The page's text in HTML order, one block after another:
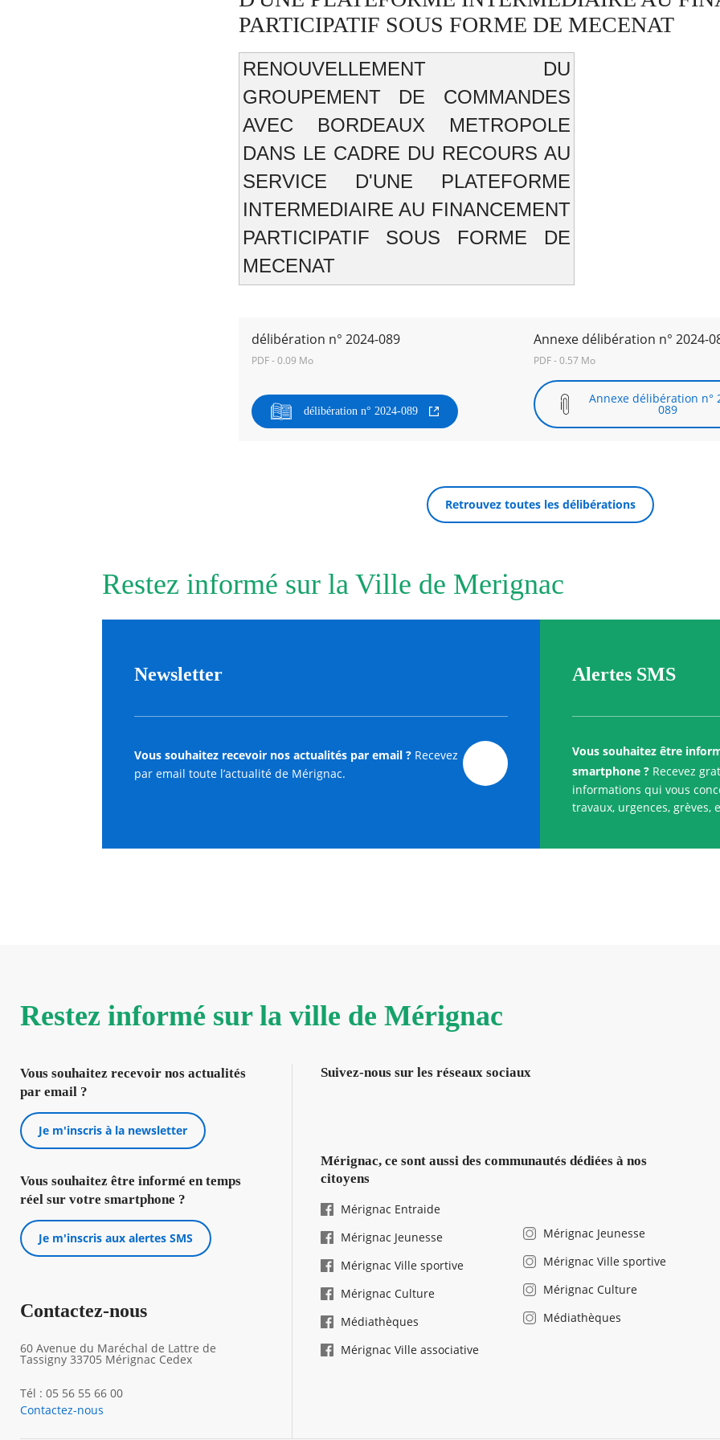
PARTICIPATIF SOUS FORME DE MECENAT
RENOUVELLEMENT DU
GROUPEMENT DE COMMANDES
AVEC BORDEAUX METROPOLE
DANS LE CADRE DU RECOURS AU
SERVICE D'UNE PLATEFORME
INTERMEDIAIRE AU FINANCEMENT
PARTICIPATIF SOUS FORME DE
MECENAT
délibération n° 2024-089
PDF - 0.09 Mo
délibération n° 2024-089
Annexe délibération n° 2024-
PDF - 0.57 Mo
Annexe délibération n°
089
Retrouvez toutes les délibérations
Restez informé sur la Ville de Merignac
Newsletter
Vous souhaitez recevoir nos actualités par email ?Recevez
par email toute l’actualité de Mérignac.
Alertes SMS
Vous souhaitez être
smartphone ? Recevez
informations qui vous
travaux, urgences, grèves,
Restez informé sur la ville de Mérignac
Vous souhaitez recevoir nos actualités
par email ?
Je m'inscris à la newsletter
Vous souhaitez être informé en temps
réel sur votre smartphone ?
Je m'inscris aux alertes SMS
Contactez-nous
60 Avenue du Maréchal de Lattre de
Tassigny 33705 Mérignac Cedex
Tél : 05 56 55 66 00
Contactez-nous
Suivez-nous sur les réseaux sociaux
Mérignac, ce sont aussi des communautés dédiées à nos
citoyens
Mérignac Entraide
Mérignac Jeunesse
Mérignac Ville sportive
Mérignac Culture
Médiathèques
Mérignac Ville associative
Mérignac Jeunesse
Mérignac Ville sportive
Mérignac Culture
Médiathèques